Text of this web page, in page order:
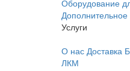
Оборудование
Услуги
О нас Доставка
ЛКМ